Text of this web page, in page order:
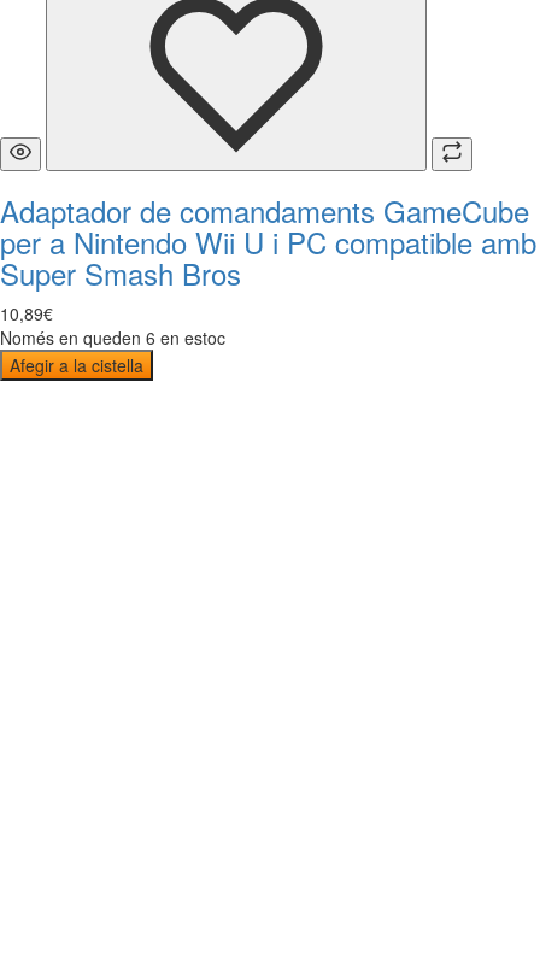
Adaptador de comandaments GameCube
per a Nintendo Wii U i PC compatible amb
Super Smash Bros
10,89€
Només en queden 6 en estoc
Afegir a la cistella